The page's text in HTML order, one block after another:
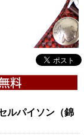
ルパイソン（錦